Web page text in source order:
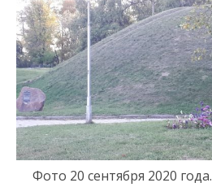
Фото 20 сентября 2020 года.